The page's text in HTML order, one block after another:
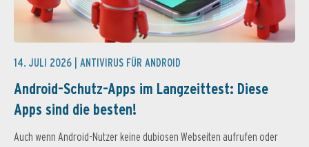
14. JULI 2026 | ANTIVIRUS FÜR ANDROID
Android-Schutz-Apps im Langzeittest: Diese
Apps sind die besten!
Auch wenn Android-Nutzer keine dubiosen Webseiten aufrufen oder